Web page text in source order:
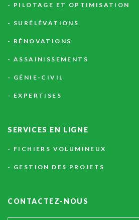
PILOTAGE ET OPTIMISATION
SURÉLÉVATIONS
RÉNOVATIONS
ASSAINISSEMENTS
GÉNIE-CIVIL
EXPERTISES
SERVICES EN LIGNE
FICHIERS VOLUMINEUX
GESTION DES PROJETS
CONTACTEZ-NOUS